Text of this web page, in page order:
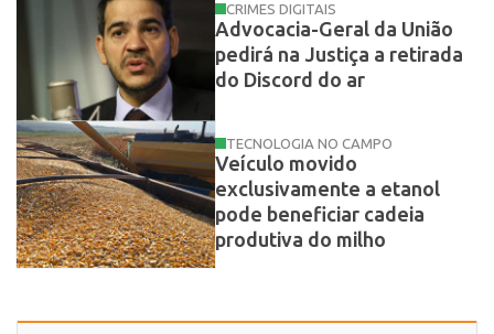
CRIMES DIGITAIS
Advocacia-Geral da União
pedirá na Justiça a retirada
do Discord do ar
TECNOLOGIA NO CAMPO
Veículo movido
exclusivamente a etanol
pode beneficiar cadeia
produtiva do milho